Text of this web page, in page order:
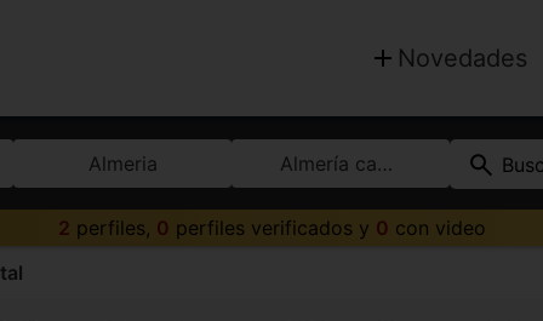
Novedades
Almeria Almería capital
2 perfiles, 0 perfiles verificados y 0 con video